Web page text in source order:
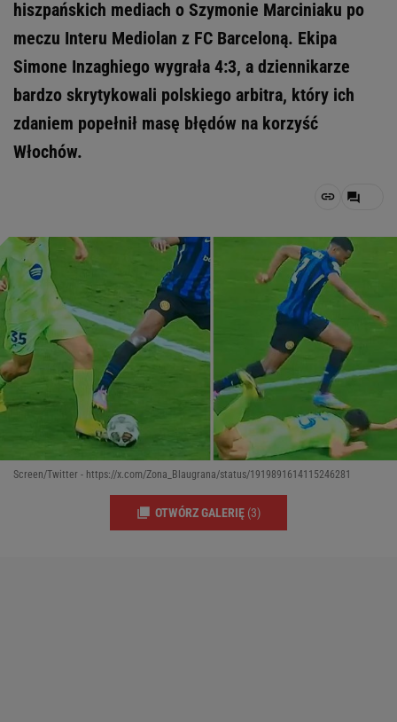
hiszpańskich mediach o Szymonie Marciniaku po
meczu Interu Mediolan z FC Barceloną. Ekipa
Simone Inzaghiego wygrała 4:3, a dziennikarze
bardzo skrytykowali polskiego arbitra, który ich
zdaniem popełnił masę błędów na korzyść
Włochów.
Screen/Twitter - https://x.com/Zona_Blaugrana/status/1919891614115246281
OTWÓRZ GALERIĘ (3)